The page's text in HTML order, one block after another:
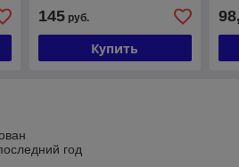
медицин-х отходов
+20%НДС
145руб.
Купить
год